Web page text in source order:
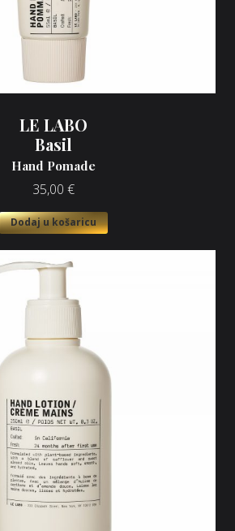
LE LABO
Basil
Hand Pomade
35,00 €
Dodaj u košaricu